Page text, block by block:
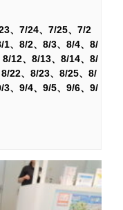
7/24 7/25
7/2
1 8/2 8/3 8/4
8/
8/12 8/13 8/14
8/
8/22 8/23 8/25
8/
3 9/4 9/5 9/6
9/